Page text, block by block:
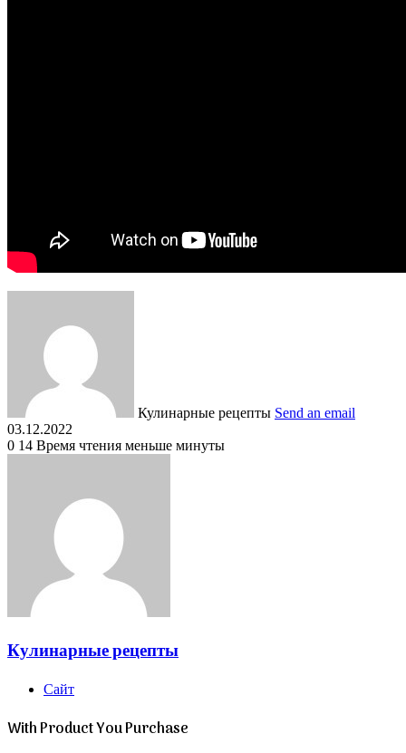
Кулинарные рецепты Send an email
03.12.2022
0 14 Время чтения меньше минуты
Кулинарные рецепты
Сайт
With Product You Purchase